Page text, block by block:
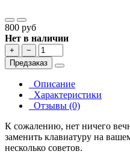
800 руб
Нет в наличии
+
−
Предзаказ
Описание
Характеристики
Отзывы (0)
К сожалению, нет ничего
заменить клавиатуру на
несколько советов.